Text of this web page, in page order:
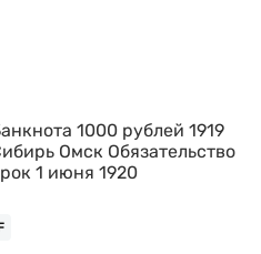
1000 рублей 1919
Омск Обязательство
1 июня 1920